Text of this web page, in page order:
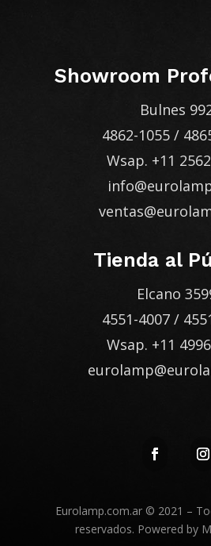
Showroom
Bulnes
4862-1055 /
Wsap. +11
Tienda al
Elcano
4551-4007 /
Wsap. +11
Eurolamp.com.ar © 2021 –
reservados. Powered by